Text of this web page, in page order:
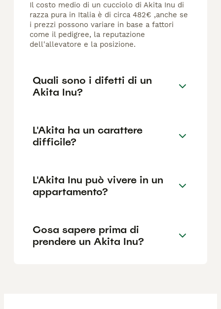
Il costo medio di un cucciolo di Akita Inu di
razza pura in Italia è di circa 482€ ,anche se
i prezzi possono variare in base a fattori
come il pedigree, la reputazione
dell'allevatore e la posizione.
Quali sono i difetti di un
Akita Inu?
L'Akita ha un carattere
difficile?
L'Akita Inu può vivere in un
appartamento?
Cosa sapere prima di
prendere un Akita Inu?